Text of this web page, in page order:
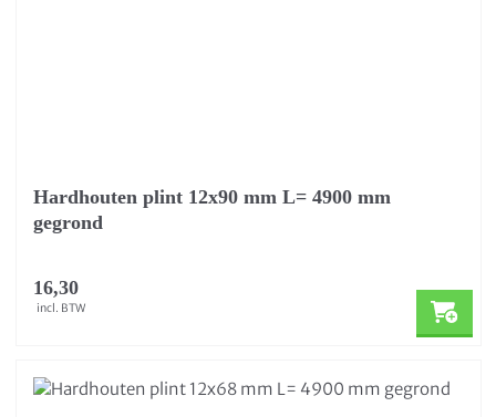
Hardhouten plint 12x90 mm L= 4900 mm
gegrond
16,30
incl. BTW